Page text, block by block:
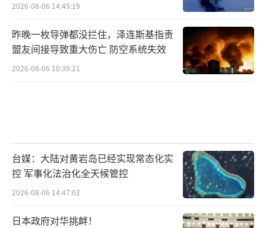
2026-08-06 14:45:19
昨晚一枚导弹都没拦住，泽连斯基指责
盟友间接导致重大伤亡 防空系统失效
2026-08-06 10:39:21
台媒：大陆对黄岩岛已经实现常态化实
控 军事化法治化全天候管控
2026-08-06 14:47:02
日本政府对华挑衅！